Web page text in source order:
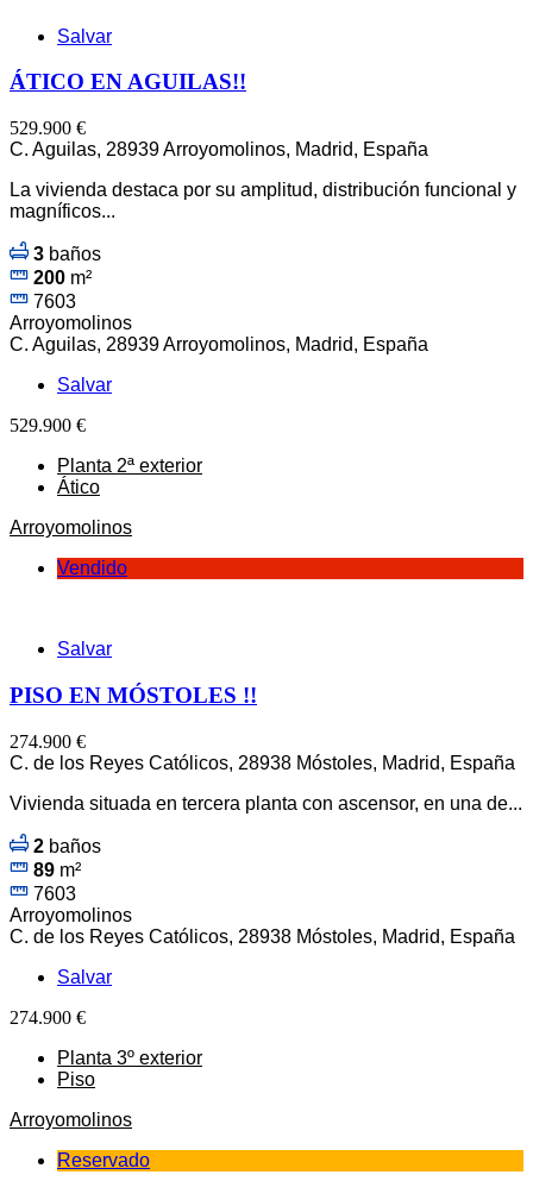
Salvar
ÁTICO EN AGUILAS!!
529.900 €
C. Aguilas, 28939 Arroyomolinos, Madrid, España
La vivienda destaca por su amplitud, distribución funcional y
magníficos...
3 baños
200 m²
7603
Arroyomolinos
C. Aguilas, 28939 Arroyomolinos, Madrid, España
Salvar
529.900 €
Planta 2ª exterior
Ático
Arroyomolinos
Vendido
Salvar
PISO EN MÓSTOLES !!
274.900 €
C. de los Reyes Católicos, 28938 Móstoles, Madrid, España
Vivienda situada en tercera planta con ascensor, en una de...
2 baños
89 m²
7603
Arroyomolinos
C. de los Reyes Católicos, 28938 Móstoles, Madrid, España
Salvar
274.900 €
Planta 3º exterior
Piso
Arroyomolinos
Reservado